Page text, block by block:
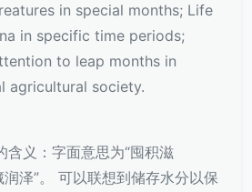
in special months; Life
in specific time periods;
to leap months in
agricultural society.
含义：字面意思为“囤积滋
润泽”。 可以联想到储存水分以保